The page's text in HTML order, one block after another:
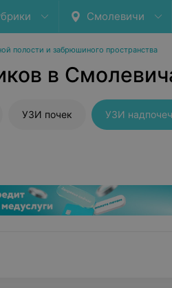
Смолевичи
полости и забрюшиного пространства
в
УЗИ почек УЗИ